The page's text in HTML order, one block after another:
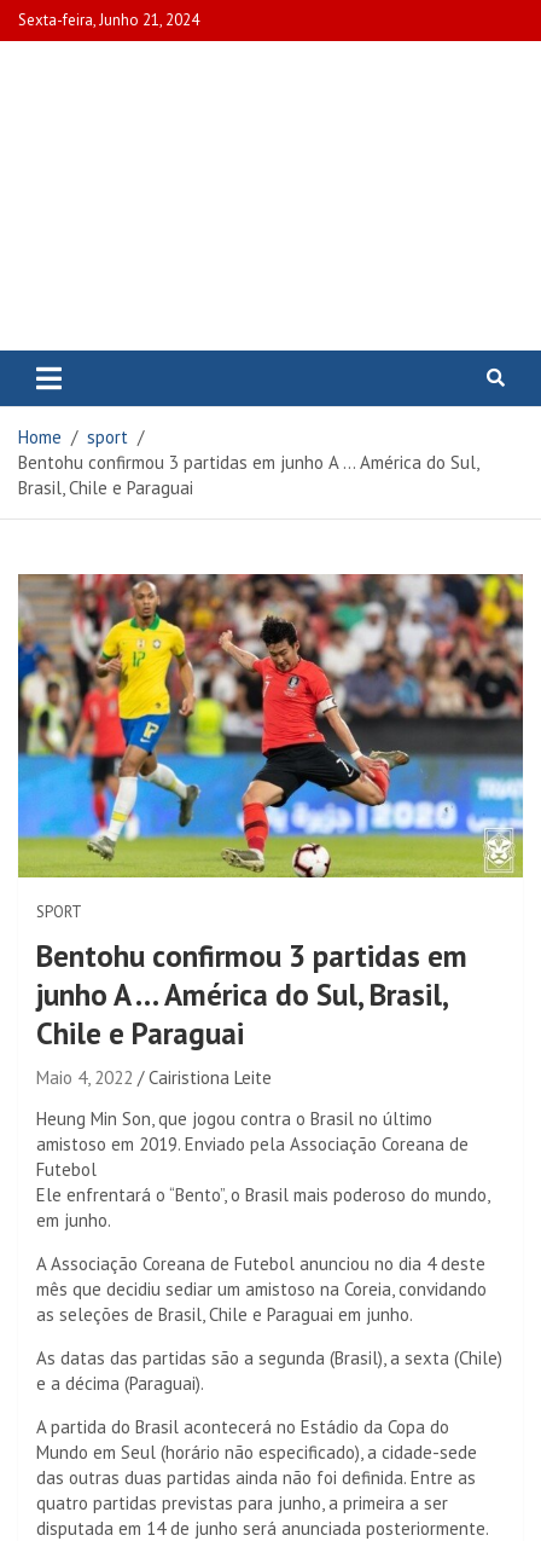
Skip
to
Sexta-feira, Junho 21, 2024
www.portalcascais.pt
recentes e veja programas de TV,
reportagens e podcasts
www.portalcascais.pt
Home
sport
Bentohu confirmou 3 partidas em junho A … América do Sul,
Brasil, Chile e Paraguai
SPORT
Bentohu confirmou 3 partidas em
junho A … América do Sul, Brasil,
Chile e Paraguai
Maio 4, 2022
Cairistiona Leite
Heung Min Son, que jogou contra o Brasil no último
amistoso em 2019. Enviado pela Associação Coreana de
Futebol
Ele enfrentará o “Bento”, o Brasil mais poderoso do mundo,
em junho.
A Associação Coreana de Futebol anunciou no dia 4 deste
mês que decidiu sediar um amistoso na Coreia, convidando
as seleções de Brasil, Chile e Paraguai em junho.
As datas das partidas são a segunda (Brasil), a sexta (Chile)
e a décima (Paraguai).
A partida do Brasil acontecerá no Estádio da Copa do
Mundo em Seul (horário não especificado), a cidade-sede
das outras duas partidas ainda não foi definida. Entre as
quatro partidas previstas para junho, a primeira a ser
disputada em 14 de junho será anunciada posteriormente.